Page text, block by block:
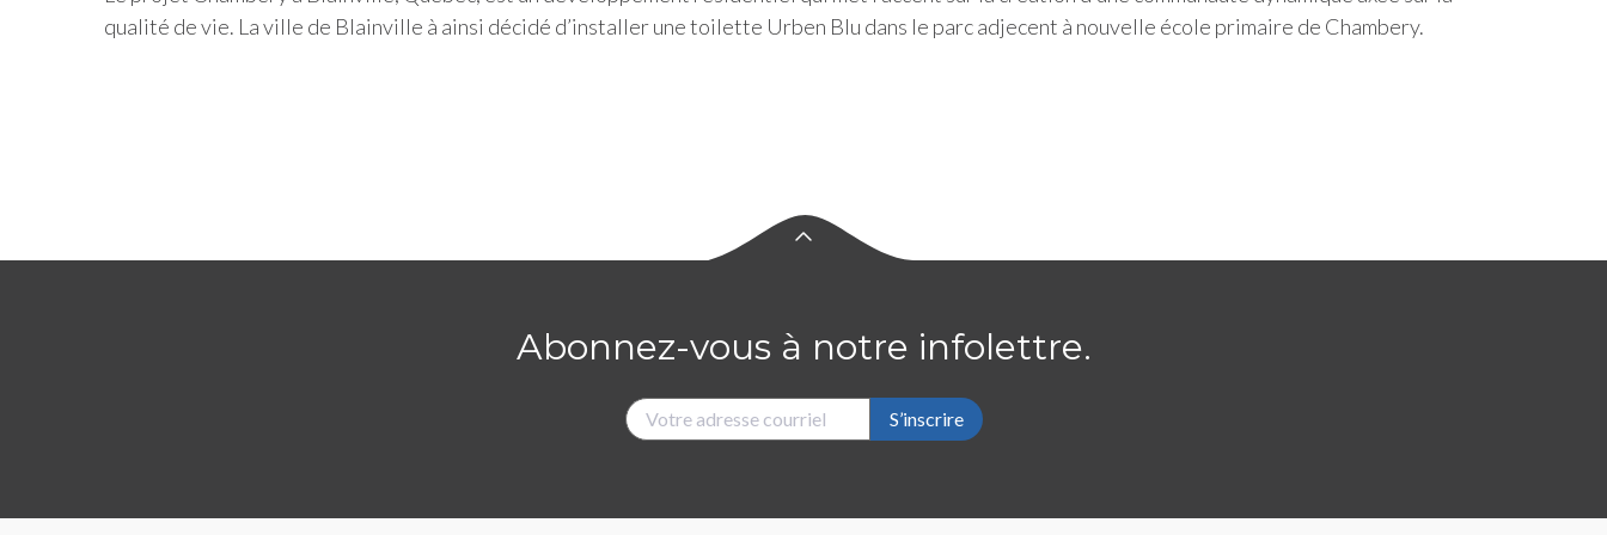
qualité de vie. La ville de Blainville à ainsi décidé d’installer une toilette Urben Blu dans le parc adjecent à nouvelle école primaire de Chambery.
Abonnez-vous à notre infolettre.
S’inscrire